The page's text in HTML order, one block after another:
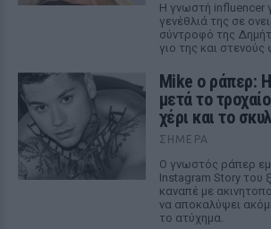
Η γνωστή influencer
γενέθλιά της σε
σύντροφό της
γιο της και στενούς
Mike ο ράπερ:
μετά το
χέρι και το
ΣΉΜΕΡΑ
Ο γνωστός ράπερ
Instagram Story του
καναπέ με
να αποκαλύψει
το ατύχημα.